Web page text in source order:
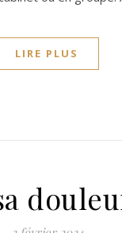
LIRE PLUS